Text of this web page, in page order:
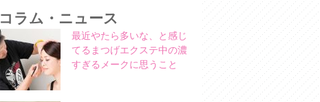
コラム・ニュース
最近やたら多いな、と感じ
てるまつげエクステ中の濃
すぎるメークに思うこと